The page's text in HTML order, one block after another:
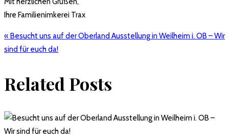
Ihre Familienimkerei Trax
Beitragsnavigation
« Besucht uns auf der Oberland Ausstellung in Weilheim i. OB – Wir
sind für euch da!
Related Posts